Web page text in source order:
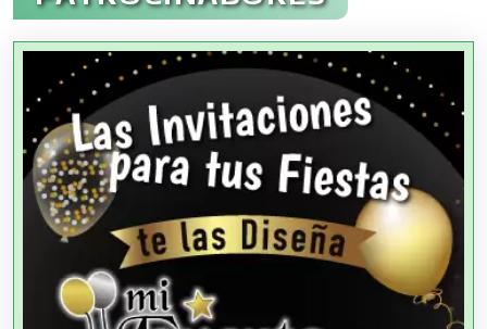
Agencias Aduanales
Agencias de Autos
Agencias de Cobranza
Agencias de Colocación